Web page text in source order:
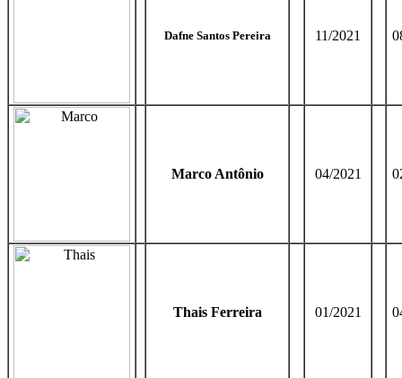
Dafne Santos Pereira 11/2021
Marco Antônio 04/2021
Thais Ferreira 01/2021